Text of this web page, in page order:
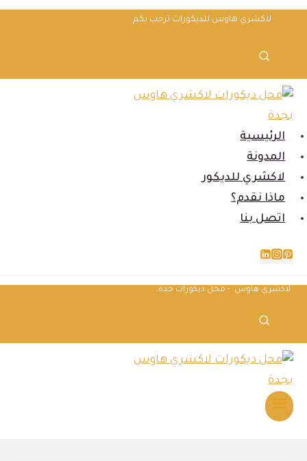
التجاوز
المحتوى
لاكشري هاوس للديكورات ترحب بكم
الرئيسية
المدونة
لاكشري للديكور
ماذا نقدم؟
اتصل بنا
لاكشري هاوس - محل ديكورات جدة.